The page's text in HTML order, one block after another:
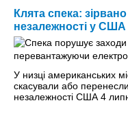
Клята спека:
незалежності у США
У низці американських
скасували або
незалежності США 4